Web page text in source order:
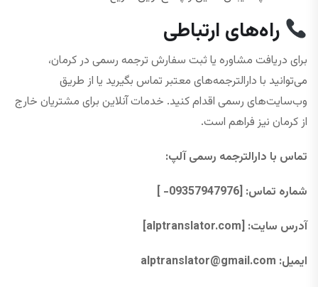
راه‌های ارتباطی
برای دریافت مشاوره یا ثبت سفارش ترجمه رسمی در کرمان،
می‌توانید با دارالترجمه‌های معتبر تماس بگیرید یا از طریق
وب‌سایت‌های رسمی اقدام کنید. خدمات آنلاین برای مشتریان خارج
از کرمان نیز فراهم است.
تماس با دارالترجمه رسمی آلپ:
شماره تماس: [09357947976- ]
آدرس سایت: [alptranslator.com]
ایمیل:
alptranslator@gmail.com